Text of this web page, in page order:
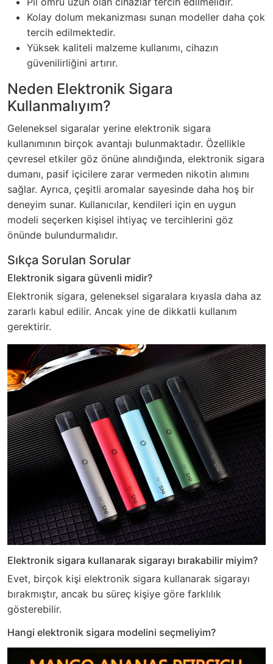
Kolay dolum mekanizması sunan modeller daha çok
tercih edilmektedir.
Yüksek kaliteli malzeme kullanımı, cihazın
güvenilirliğini artırır.
Neden Elektronik Sigara
Kullanmalıyım?
Geleneksel sigaralar yerine elektronik sigara
kullanımının birçok avantajı bulunmaktadır. Özellikle
çevresel etkiler göz önüne alındığında, elektronik sigara
dumanı, pasif içicilere zarar vermeden nikotin alımını
sağlar. Ayrıca, çeşitli aromalar sayesinde daha hoş bir
deneyim sunar. Kullanıcılar, kendileri için en uygun
modeli seçerken kişisel ihtiyaç ve tercihlerini göz
önünde bulundurmalıdır.
Sıkça Sorulan Sorular
Elektronik sigara güvenli midir?
Elektronik sigara, geleneksel sigaralara kıyasla daha az
zararlı kabul edilir. Ancak yine de dikkatli kullanım
gerektirir.
Elektronik sigara kullanarak sigarayı bırakabilir miyim?
Evet, birçok kişi elektronik sigara kullanarak sigarayı
bırakmıştır, ancak bu süreç kişiye göre farklılık
gösterebilir.
Hangi elektronik sigara modelini seçmeliyim?